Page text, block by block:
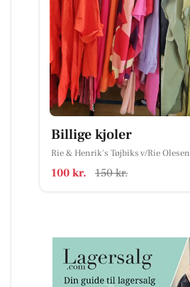
Billige kjoler
Rie & Henrik's Tøjbiks v/Rie Olesen
100 kr. 150 kr.